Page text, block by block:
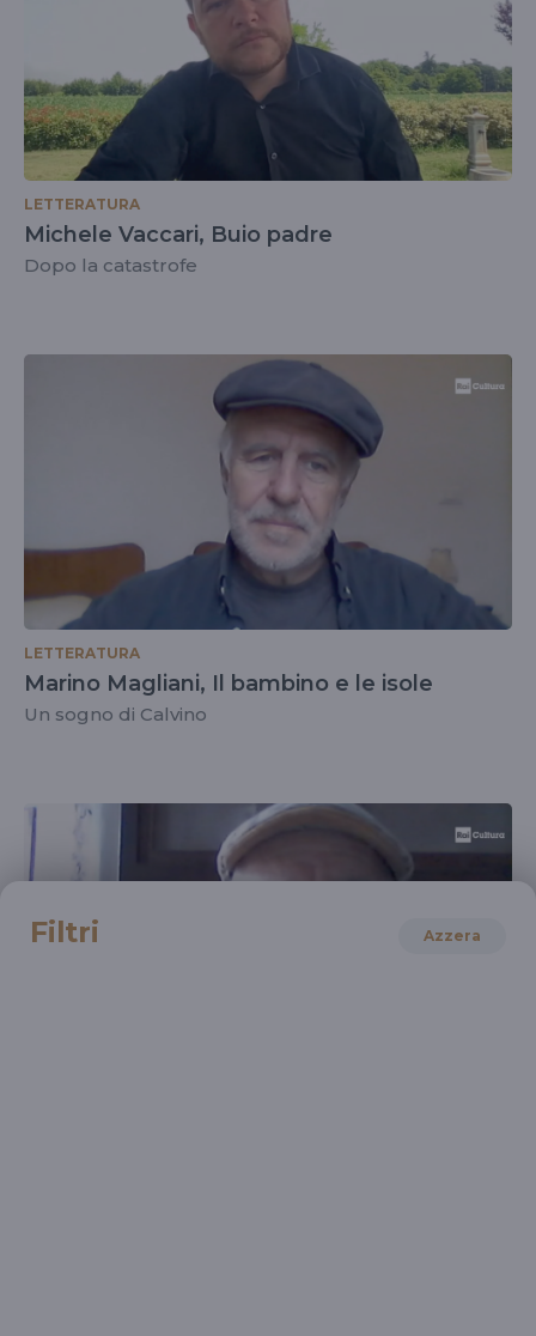
LETTERATURA
Michele Vaccari, Buio padre
Dopo la catastrofe
LETTERATURA
Marino Magliani, Il bambino e le isole
Un sogno di Calvino
Filtri Azzera